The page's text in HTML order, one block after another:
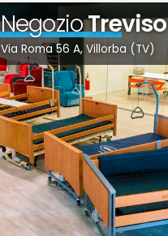
NegozioTreviso
Via Roma 56 A, Villorba (TV)